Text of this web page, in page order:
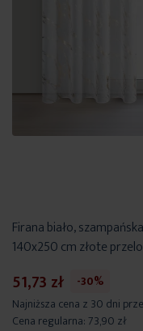
Firana biało,
140x250 cm złote
51,73 zł
-30%
Najniższa cena z 30 dni
Cena regularna: 73,90 zł